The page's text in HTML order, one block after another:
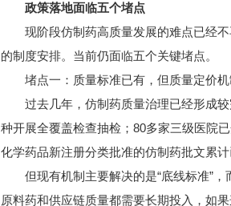
政策落地面临五个堵点
现阶段仿制药高质量发展的难点已经不
的制度安排。当前仍面临五个关键堵点。
堵点一：质量标准已有，但质量定价
过去几年，仿制药质量治理已经形成较
种开展全覆盖检查抽检；80多家三级医院
化学药品新注册分类批准的仿制药批文累
但现有机制主要解决的是“底线标准”，
原料药和供应链质量都需要长期投入，如